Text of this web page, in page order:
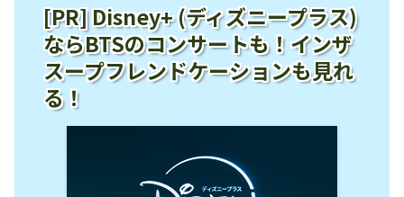
[PR] Disney+ (ディズニープラス)
ならBTSのコンサートも！インザ
スープフレンドケーションも見れ
る！